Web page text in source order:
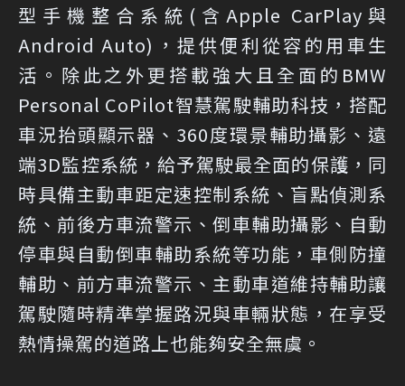
型手機整合系統(含Apple CarPlay與
Android Auto)，提供便利從容的用車生
活。除此之外更搭載強大且全面的BMW
Personal CoPilot智慧駕駛輔助科技，搭配
車況抬頭顯示器、360度環景輔助攝影、遠
端3D監控系統，給予駕駛最全面的保護，同
時具備主動車距定速控制系統、盲點偵測系
統、前後方車流警示、倒車輔助攝影、自動
停車與自動倒車輔助系統等功能，車側防撞
輔助、前方車流警示、主動車道維持輔助讓
駕駛隨時精準掌握路況與車輛狀態，在享受
熱情操駕的道路上也能夠安全無虞。